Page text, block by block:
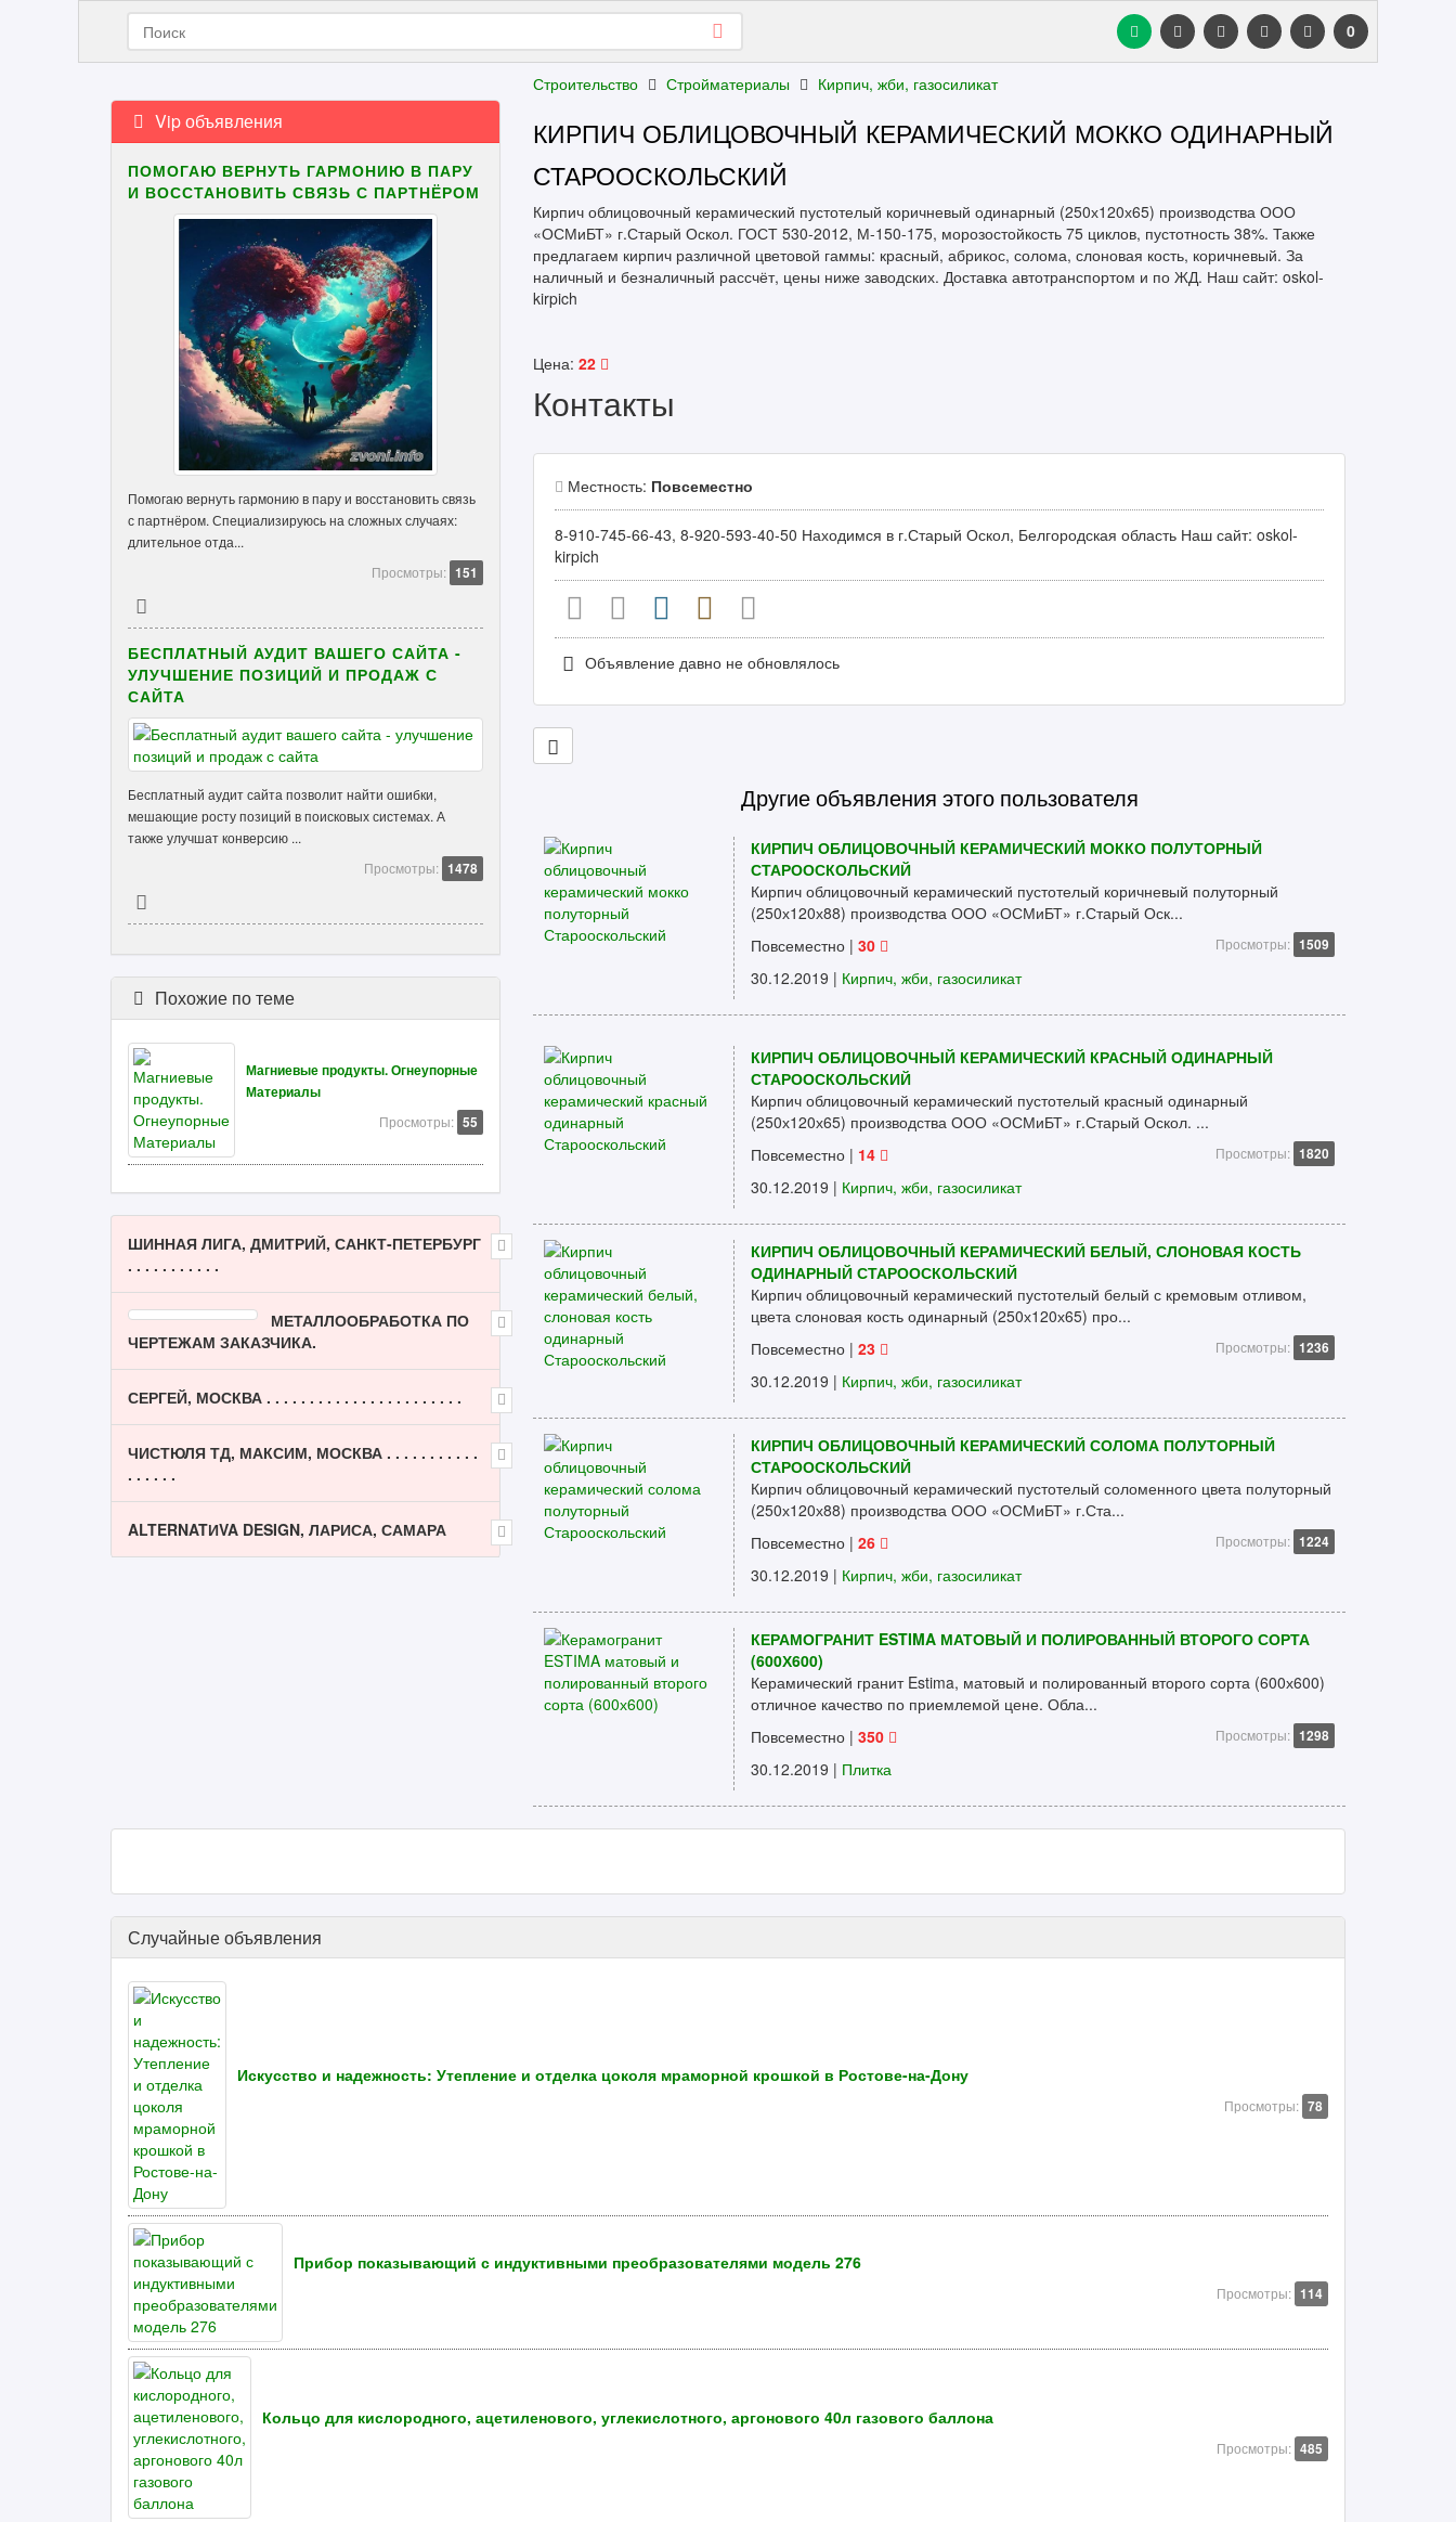
0
Строительство Стройматериалы Кирпич, жби, газосиликат
КИРПИЧ ОБЛИЦОВОЧНЫЙ КЕРАМИЧЕСКИЙ МОККО ОДИНАРНЫЙ
СТАРООСКОЛЬСКИЙ
Кирпич облицовочный керамический пустотелый коричневый одинарный (250х120х65) производства ООО
«ОСМиБТ» г.Старый Оскол. ГОСТ 530-2012, М-150-175, морозостойкость 75 циклов, пустотность 38%. Также
предлагаем кирпич различной цветовой гаммы: красный, абрикос, солома, слоновая кость, коричневый. За
наличный и безналичный рассчёт, цены ниже заводских. Доставка автотранспортом и по ЖД. Наш сайт: oskol-
kirpich
Цена: 22
Контакты
Местность: Повсеместно
8-910-745-66-43, 8-920-593-40-50 Находимся в г.Старый Оскол, Белгородская область Наш сайт: oskol-
kirpich
Объявление давно не обновлялось
Другие объявления этого пользователя
КИРПИЧ ОБЛИЦОВОЧНЫЙ КЕРАМИЧЕСКИЙ МОККО ПОЛУТОРНЫЙ
СТАРООСКОЛЬСКИЙ
Кирпич облицовочный керамический пустотелый коричневый полуторный
(250х120х88) производства ООО «ОСМиБТ» г.Старый Оск...
Повсеместно | 30 Просмотры: 1509
30.12.2019 | Кирпич, жби, газосиликат
КИРПИЧ ОБЛИЦОВОЧНЫЙ КЕРАМИЧЕСКИЙ КРАСНЫЙ ОДИНАРНЫЙ
СТАРООСКОЛЬСКИЙ
Кирпич облицовочный керамический пустотелый красный одинарный
(250х120х65) производства ООО «ОСМиБТ» г.Старый Оскол. ...
Повсеместно | 14 Просмотры: 1820
30.12.2019 | Кирпич, жби, газосиликат
КИРПИЧ ОБЛИЦОВОЧНЫЙ КЕРАМИЧЕСКИЙ БЕЛЫЙ, СЛОНОВАЯ КОСТЬ
ОДИНАРНЫЙ СТАРООСКОЛЬСКИЙ
Кирпич облицовочный керамический пустотелый белый с кремовым отливом,
цвета слоновая кость одинарный (250х120х65) про...
Повсеместно | 23 Просмотры: 1236
30.12.2019 | Кирпич, жби, газосиликат
КИРПИЧ ОБЛИЦОВОЧНЫЙ КЕРАМИЧЕСКИЙ СОЛОМА ПОЛУТОРНЫЙ
СТАРООСКОЛЬСКИЙ
Кирпич облицовочный керамический пустотелый соломенного цвета полуторный
(250х120х88) производства ООО «ОСМиБТ» г.Ста...
Повсеместно | 26 Просмотры: 1224
30.12.2019 | Кирпич, жби, газосиликат
КЕРАМОГРАНИТ ESTIMA МАТОВЫЙ И ПОЛИРОВАННЫЙ ВТОРОГО СОРТА
(600Х600)
Керамический гранит Estima, матовый и полированный второго сорта (600х600)
отличное качество по приемлемой цене. Обла...
Повсеместно | 350 Просмотры: 1298
30.12.2019 | Плитка
Vip объявления
ПОМОГАЮ ВЕРНУТЬ ГАРМОНИЮ В ПАРУ
И ВОССТАНОВИТЬ СВЯЗЬ С ПАРТНЁРОМ
Помогаю вернуть гармонию в пару и восстановить связь
с партнёром. Специализируюсь на сложных случаях:
длительное отда...
Просмотры: 151
БЕСПЛАТНЫЙ АУДИТ ВАШЕГО САЙТА -
УЛУЧШЕНИЕ ПОЗИЦИЙ И ПРОДАЖ С
САЙТА
Бесплатный аудит сайта позволит найти ошибки,
мешающие росту позиций в поисковых системах. А
также улучшат конверсию ...
Просмотры: 1478
Похожие по теме
Магниевые продукты. Огнеупорные
Материалы
Просмотры: 55
ШИННАЯ ЛИГА, ДМИТРИЙ, САНКТ-ПЕТЕРБУРГ
. . . . . . . . . . .
МЕТАЛЛООБРАБОТКА ПО
ЧЕРТЕЖАМ ЗАКАЗЧИКА.
СЕРГЕЙ, МОСКВА . . . . . . . . . . . . . . . . . . . . . . .
ЧИСТЮЛЯ ТД, МАКСИМ, МОСКВА . . . . . . . . . . .
. . . . . .
ALTERNATИVA DESIGN, ЛАРИСА, САМАРА
Случайные объявления
Искусство и надежность: Утепление и отделка цоколя мраморной крошкой в Ростове-на-Дону
Просмотры: 78
Прибор показывающий с индуктивными преобразователями модель 276
Просмотры: 114
Кольцо для кислородного, ацетиленового, углекислотного, аргонового 40л газового баллона
Просмотры: 485